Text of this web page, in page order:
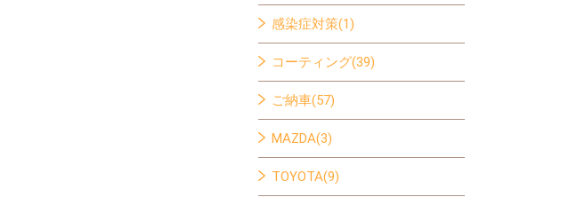
感染症対策(1)
コーティング(39)
ご納車(57)
MAZDA(3)
TOYOTA(9)